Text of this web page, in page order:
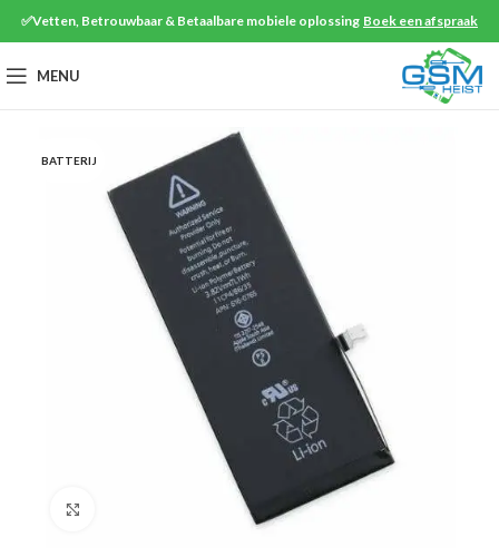
✅Vetten, Betrouwbaar & Betaalbare mobiele oplossing Boek een afspraak
MENU
BATTERIJ